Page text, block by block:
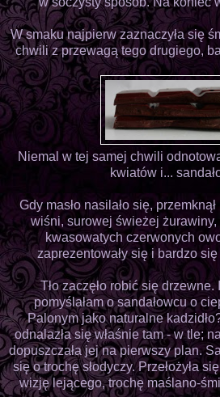
W smaku najpierw zaznaczyła się
chwili z przewagą tego drugiego,
Niemal w tej samej chwili
kwiatów i...
Gdy masło nasilało się,
wiśni, surowej świeżej
kwasowatych czerwonych
zaprezentowały się i bardzo się
Tło zaczęło robić się
pomyślałam o sandałowcu o
Palonym jako naturalne
odnalazła się właśnie tam - w tle;
dopuszczała jej na pierwszy plan.
się o trochę słodyczy. Przełożyła
wizję lejącego, trochę maślano-